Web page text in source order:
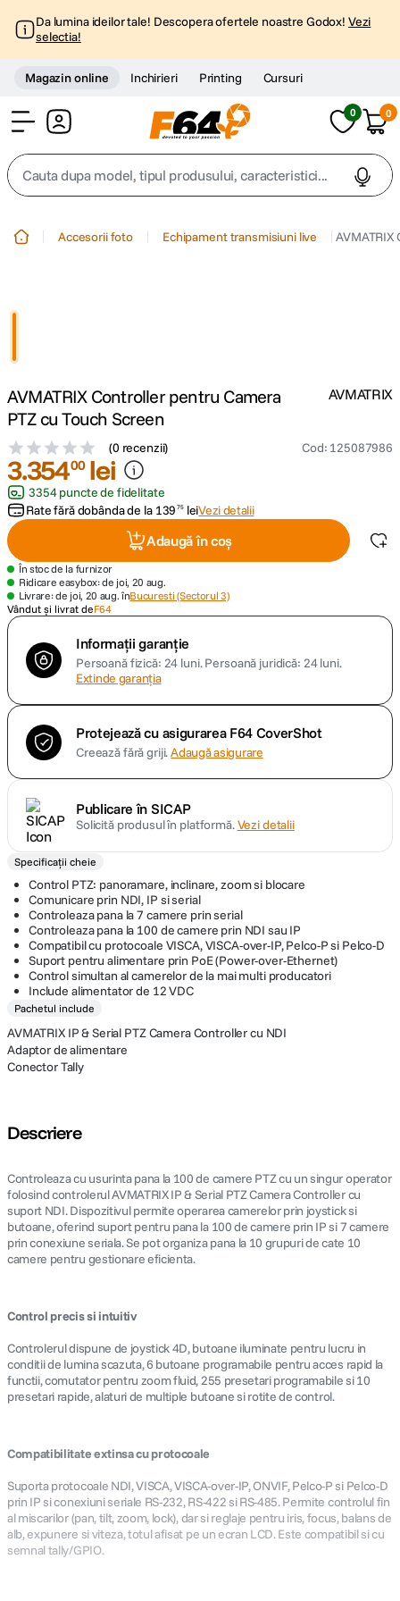
Da lumina ideilor tale! Descopera ofertele noastre Godox! Vezi
selectia!
Magazin online Inchirieri Printing Cursuri
0 0
Cauta dupa model, tipul produsului, caracteristici...
4. peak design
canon sx740 hs
6. lavaliera
card memorie
8. ulanzi
9. insta 360
10. godox
Accesorii foto Echipament transmisiuni live
AVMATRIX Controller pentru Camera
PTZ cu Touch Screen
(0 recenzii) Cod: 125087986
AVMATRIX
3.35400 lei
3354 puncte de fidelitate
Rate fără dobânda de la 139 75 leiVezi detalii
Adaugă în coș
În stoc de la furnizor
Ridicare easybox: de joi, 20 aug.
Livrare: de joi, 20 aug. înBucuresti (Sectorul 3)
Vândut și livrat deF64
Informații garanție
Persoană fizică: 24 luni.Persoană juridică: 24 luni.
Extinde garanția
Protejează cu asigurarea F64 CoverShot
Creează fără griji.Adaugă asigurare
Publicare în SICAP
Solicită produsul în platformă.Vezi detalii
Specificații cheie
Control PTZ: panoramare, inclinare, zoom si blocare
Comunicare prin NDI, IP si serial
Controleaza pana la 7 camere prin serial
Controleaza pana la 100 de camere prin NDI sau IP
Compatibil cu protocoale VISCA, VISCA-over-IP, Pelco-P si Pelco-D
Suport pentru alimentare prin PoE (Power-over-Ethernet)
Control simultan al camerelor de la mai multi producatori
Include alimentator de 12 VDC
Pachetul include
AVMATRIX IP & Serial PTZ Camera Controller cu NDI
Adaptor de alimentare
Conector Tally
Descriere
Controleaza cu usurinta pana la 100 de camere PTZ cu un singur operator
folosind controlerul AVMATRIX IP & Serial PTZ Camera Controller cu
suport NDI. Dispozitivul permite operarea camerelor prin joystick si
butoane, oferind suport pentru pana la 100 de camere prin IP si 7 camere
prin conexiune seriala. Se pot organiza pana la 10 grupuri de cate 10
camere pentru gestionare eficienta.
Control precis si intuitiv
Controlerul dispune de joystick 4D, butoane iluminate pentru lucru in
conditii de lumina scazuta, 6 butoane programabile pentru acces rapid la
functii, comutator pentru zoom fluid, 255 presetari programabile si 10
presetari rapide, alaturi de multiple butoane si rotite de control.
Compatibilitate extinsa cu protocoale
Suporta protocoale NDI, VISCA, VISCA-over-IP, ONVIF, Pelco-P si Pelco-D
prin IP si conexiuni seriale RS-232, RS-422 si RS-485. Permite controlul fin
al miscarilor (pan, tilt, zoom, lock), dar si reglaje pentru iris, focus, balans de
alb, expunere si viteza, totul afisat pe un ecran LCD. Este compatibil si cu
semnal tally/GPIO.